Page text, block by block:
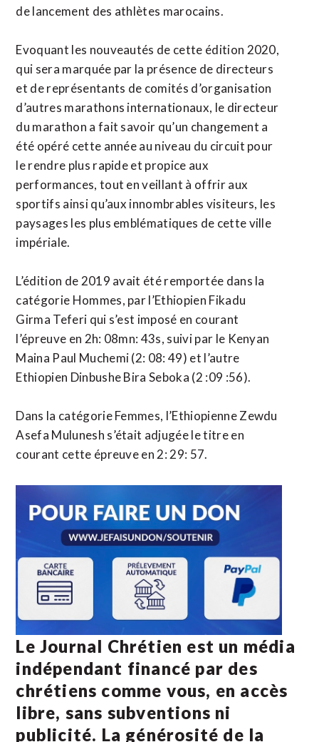
de lancement des athlètes marocains.
Evoquant les nouveautés de cette édition 2020,
qui sera marquée par la présence de directeurs
et de représentants de comités d’organisation
d’autres marathons internationaux, le directeur
du marathon a fait savoir qu’un changement a
été opéré cette année au niveau du circuit pour
le rendre plus rapide et propice aux
performances, tout en veillant à offrir aux
sportifs ainsi qu’aux innombrables visiteurs, les
paysages les plus emblématiques de cette ville
impériale.
L’édition de 2019 avait été remportée dans la
catégorie Hommes, par l’Ethiopien Fikadu
Girma Teferi qui s’est imposé en courant
l’épreuve en 2h: 08mn: 43s, suivi par le Kenyan
Maina Paul Muchemi (2: 08: 49) et l’autre
Ethiopien Dinbushe Bira Seboka (2 :09 :56).
Dans la catégorie Femmes, l’Ethiopienne Zewdu
Asefa Mulunesh s’était adjugée le titre en
courant cette épreuve en 2: 29: 57.
Le Journal Chrétien est un média
indépendant financé par des
chrétiens comme vous, en accès
libre, sans subventions ni
publicité. La générosité de la